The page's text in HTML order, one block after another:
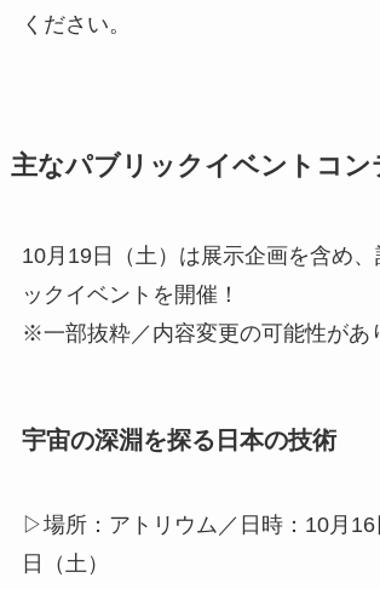
ください。
主なパブリックイベントコン
10月19日（土）は展示企画を含め、
ックイベントを開催！
※一部抜粋／内容変更の可能性があ
宇宙の深淵を探る日本の技術
▷場所：アトリウム／日時：10月
日（土）